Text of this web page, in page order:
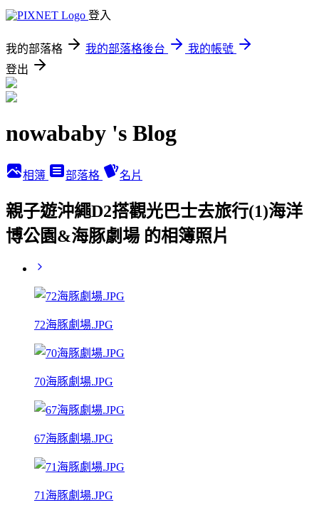
登入
我的部落格 我的部落格後台
我的帳號
登出
nowababy 's Blog
相簿 部落格 名片
親子遊沖繩D2搭觀光巴士去旅行(1)海洋
博公園&海豚劇場 的相簿照片
72海豚劇場.JPG
70海豚劇場.JPG
67海豚劇場.JPG
71海豚劇場.JPG